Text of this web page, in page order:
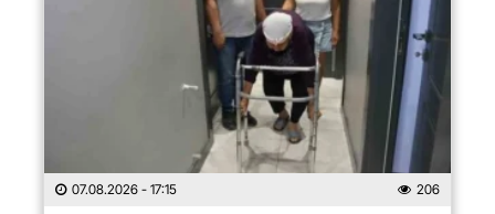
07.08.2026 - 17:15 206